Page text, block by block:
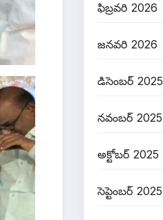
ఫిబ్రవరి 2026
జనవరి 2026
డిసెంబర్ 2025
నవంబర్ 2025
అక్టోబర్ 2025
సెప్టెంబర్ 2025